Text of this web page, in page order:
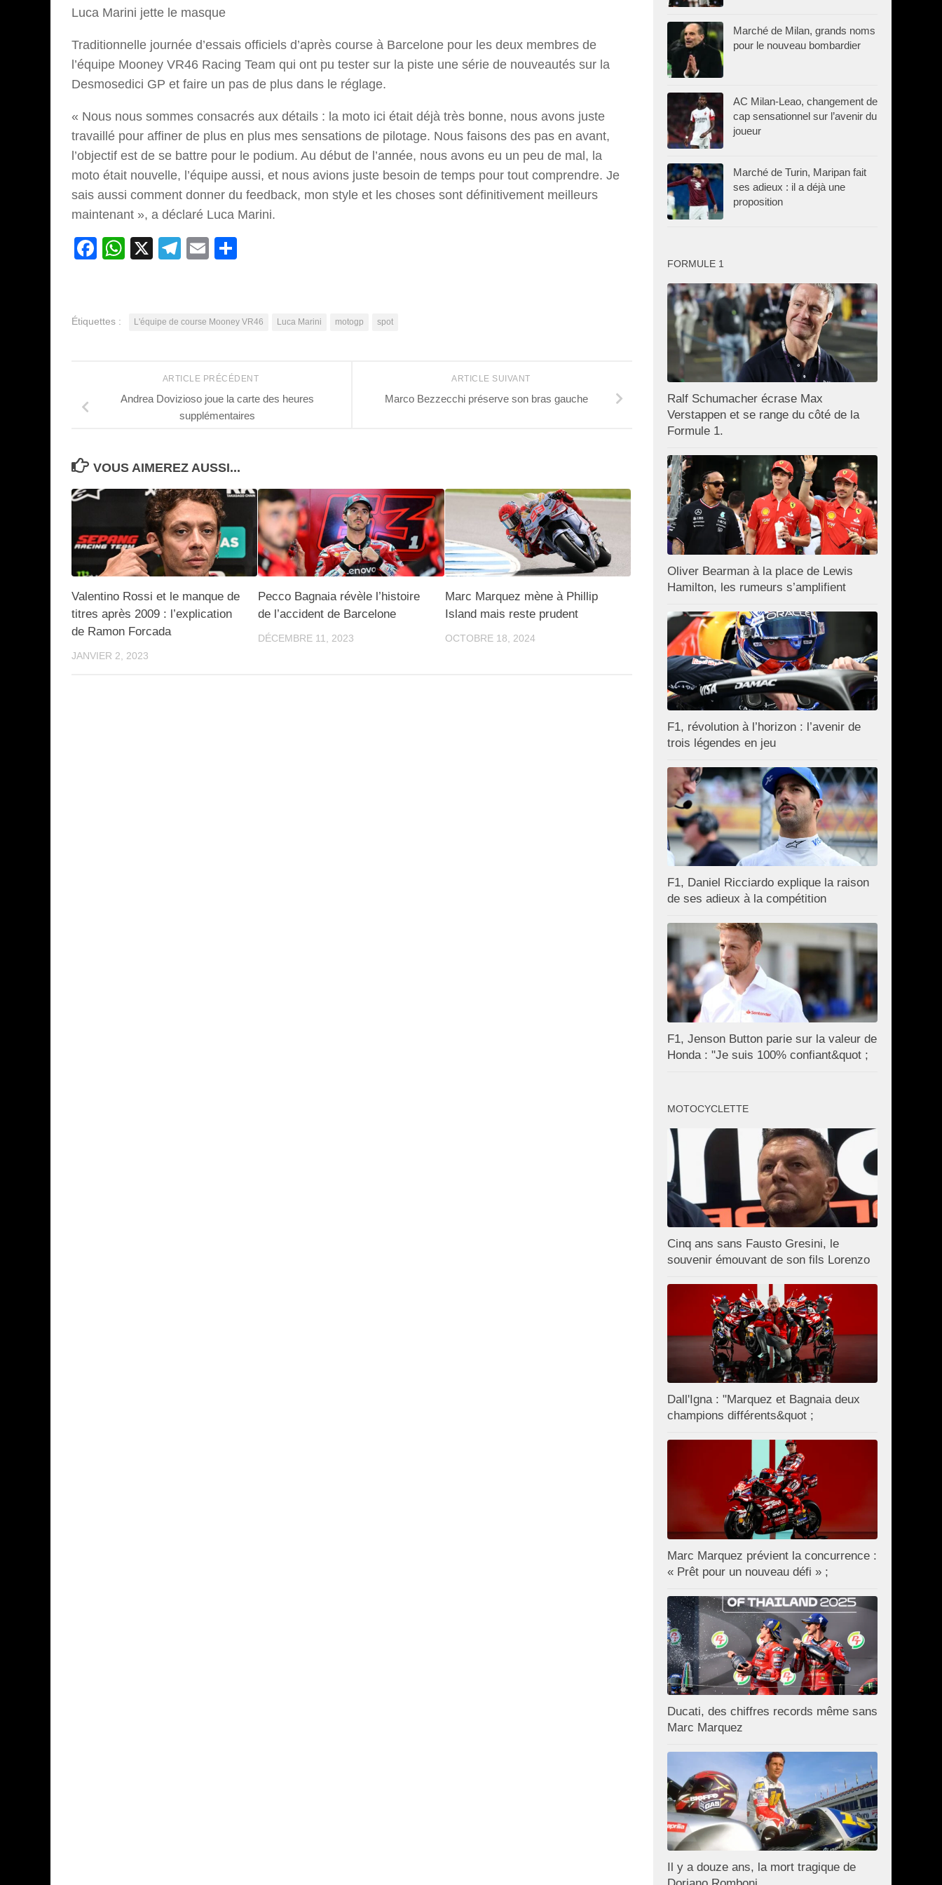
Luca Marini jette le masque
Traditionnelle journée d’essais officiels d’après course à Barcelone pour les deux membres de
l’équipe Mooney VR46 Racing Team qui ont pu tester sur la piste une série de nouveautés sur la
Desmosedici GP et faire un pas de plus dans le réglage.
« Nous nous sommes consacrés aux détails : la moto ici était déjà très bonne, nous avons juste
travaillé pour affiner de plus en plus mes sensations de pilotage. Nous faisons des pas en avant,
l’objectif est de se battre pour le podium. Au début de l’année, nous avons eu un peu de mal, la
moto était nouvelle, l’équipe aussi, et nous avions juste besoin de temps pour tout comprendre. Je
sais aussi comment donner du feedback, mon style et les choses sont définitivement meilleurs
maintenant », a déclaré Luca Marini.
Facebook
WhatsApp
X Telegram
Email
Étiquettes : L'équipe de course Mooney VR46 Luca Marini motogp spot
ARTICLE SUIVANT
Marco Bezzecchi préserve son bras gauche
ARTICLE PRÉCÉDENT
Andrea Dovizioso joue la carte des heures
supplémentaires
VOUS AIMEREZ AUSSI...
Valentino Rossi et le manque de
titres après 2009 : l’explication
de Ramon Forcada
JANVIER 2, 2023
Pecco Bagnaia révèle l’histoire
de l’accident de Barcelone
DÉCEMBRE 11, 2023
Marc Marquez mène à Phillip
Island mais reste prudent
OCTOBRE 18, 2024
Marché de Milan, grands noms
pour le nouveau bombardier
AC Milan-Leao, changement de
cap sensationnel sur l’avenir du
joueur
Marché de Turin, Maripan fait
ses adieux : il a déjà une
proposition
FORMULE 1
Ralf Schumacher écrase Max
Verstappen et se range du côté de la
Formule 1.
Oliver Bearman à la place de Lewis
Hamilton, les rumeurs s’amplifient
F1, révolution à l’horizon : l’avenir de
trois légendes en jeu
F1, Daniel Ricciardo explique la raison
de ses adieux à la compétition
F1, Jenson Button parie sur la valeur de
Honda : "Je suis 100% confiant&quot ;
MOTOCYCLETTE
Cinq ans sans Fausto Gresini, le
souvenir émouvant de son fils Lorenzo
Dall'Igna : "Marquez et Bagnaia deux
champions différents&quot ;
Marc Marquez prévient la concurrence :
« Prêt pour un nouveau défi » ;
Ducati, des chiffres records même sans
Marc Marquez
Il y a douze ans, la mort tragique de